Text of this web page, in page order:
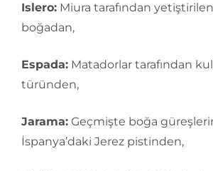
Islero: Miura tarafından
boğadan,
Espada: Matadorlar tarafından
türünden,
Jarama: Geçmişte boğa
İspanya’daki Jerez pistinden,